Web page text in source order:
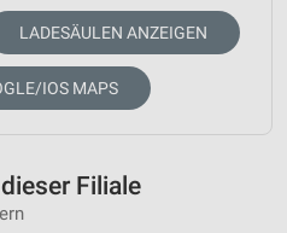
LADESÄULEN ANZEIGEN
IOS MAPS
Filiale